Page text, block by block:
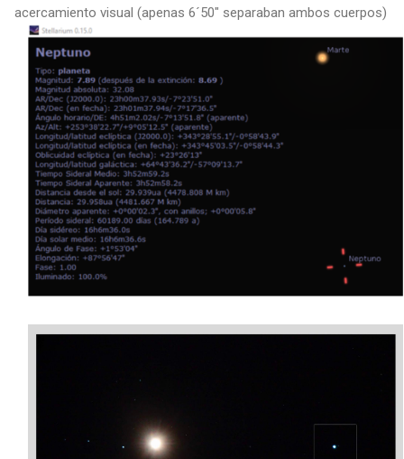
acercamiento visual (apenas 6´50" separaban ambos cuerpos)